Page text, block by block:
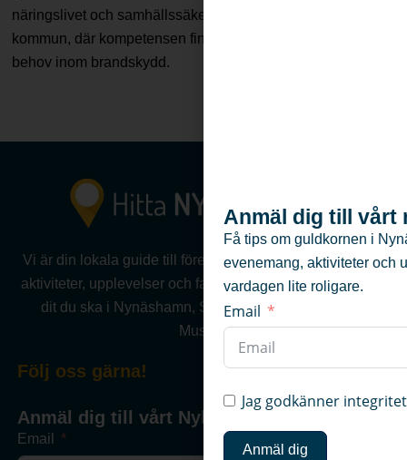
näringslivet och samhällssäkerheten i Nynäshamns
kommun, där kompetensen finns samlad för att möta olika
behov inom brandskydd.
Vi är din lokala guide till företag, föreningar, evenemang,
aktiviteter, upplevelser och fastigheter .Vi hjälper dig hitta
dit du ska i Nynäshamn, Sorunda, Ösmo, Torö eller
Muskö.
Följ oss gärna!
Anmäl dig till vårt Nyhetsbrev
Email
Anmäl dig till vårt
Få tips om guldkornen i
evenemang, aktiviteter och
vardagen lite roligare.
Email
Jag godkänner
Anmäl dig